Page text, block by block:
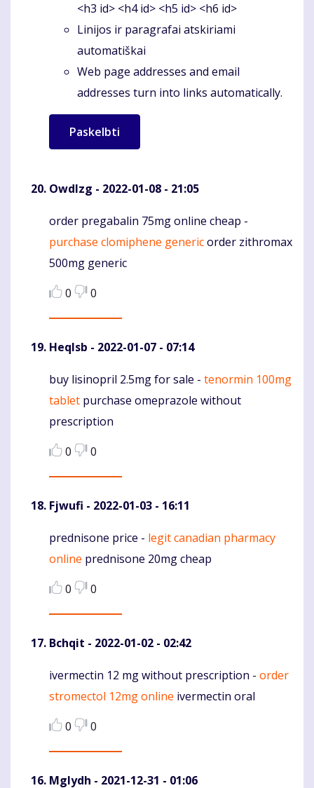
<h3 id> <h4 id> <h5 id> <h6 id>
Linijos ir paragrafai atskiriami
automatiškai
Web page addresses and email
addresses turn into links automatically.
Owdlzg - 2022-01-08 - 21:05
Komentaras
order pregabalin 75mg online cheap -
purchase clomiphene genericorder zithromax
500mg generic
0
0
Heqlsb - 2022-01-07 - 07:14
Komentaras
buy lisinopril 2.5mg for sale - tenormin 100mg
tablet purchase omeprazole without
prescription
0
0
Fjwufi - 2022-01-03 - 16:11
Komentaras
prednisone price - legit canadian pharmacy
online prednisone 20mg cheap
0
0
Bchqit - 2022-01-02 - 02:42
Komentaras
ivermectin 12 mg without prescription - order
stromectol 12mg online ivermectin oral
0
0
Mglydh - 2021-12-31 - 01:06